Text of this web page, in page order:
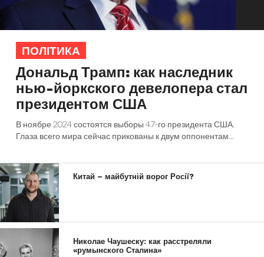
ПОЛІТИКА
Дональд Трамп: как наследник
нью-йоркского девелопера стал
президентом США
В ноябре 2024 состоятся выборы 47-го президента США.
Глаза всего мира сейчас прикованы к двум оппонентам...
Китай – майбутній ворог Росії?
Николае Чаушеску: как расстреляли
«румынского Сталина»